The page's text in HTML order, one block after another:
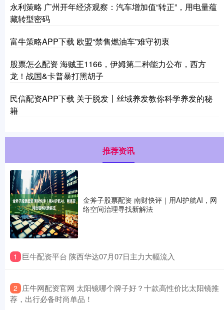
永利策略 广州开年经济观察：汽车增加值“转正”，用电量蕴
藏转型密码
富牛策略APP下载 欧盟“禁售燃油车”难守初衷
股票怎么配资 海贼王1166，伊姆第二种能力公布，西方
龙！战国&卡普暴打黑胡子
民信配资APP下载 关于脱发丨丝域养发教你科学养发的秘
籍
推荐资讯
金斧子股票配资 南财快评｜用AI护航AI，网
络空间治理寻找新解法
1 ​巨牛配资平台 陕西华达07月07日主力大幅流入
2 ​庄牛网配资官网 太阳镜哪个牌子好？十款高性价比太阳镜推
荐，出行必备时尚单品！